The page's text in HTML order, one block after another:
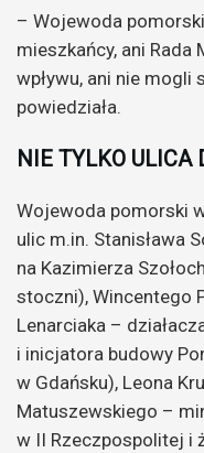
– Wojewoda
mieszkańcy, ani Rada
wpływu, ani nie
powiedziała.
NIE TYLKO ULICA
Wojewoda pomorski
ulic m.in. Stanisława
na Kazimierza
stoczni), Wincentego
Lenarciaka –
i inicjatora budowy
w Gdańsku), Leona
Matuszewskiego –
w II Rzeczpospolitej i